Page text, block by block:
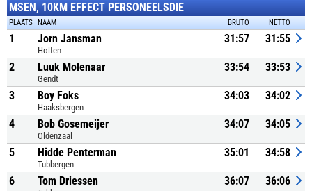
MSEN, 10KM EFFECT PERSONEELSDIE
PLAATS NAAM BRUTO NETTO
1 Jorn Jansman
Holten
31:57 31:55
2 Luuk Molenaar
Gendt
33:54 33:53
3 Boy Foks
Haaksbergen
34:03 34:02
4 Bob Gosemeijer
Oldenzaal
34:07 34:05
5 Hidde Penterman
Tubbergen
35:01 34:58
6 Tom Driessen 36:07 36:06